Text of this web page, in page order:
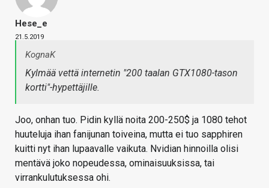
Hese_e
21.5.2019
KognaK
Kylmää vettä internetin "200 taalan GTX1080-tason
kortti"-hypettäjille.
Joo, onhan tuo. Pidin kyllä noita 200-250$ ja 1080 tehot
huuteluja ihan fanijunan toiveina, mutta ei tuo sapphiren
kuitti nyt ihan lupaavalle vaikuta. Nvidian hinnoilla olisi
mentävä joko nopeudessa, ominaisuuksissa, tai
virrankulutuksessa ohi.